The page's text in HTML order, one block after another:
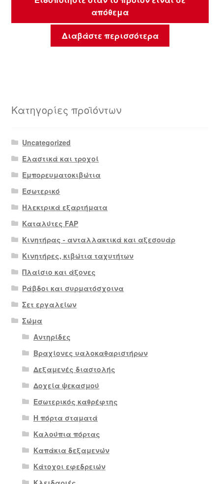
απόθεμα
Διαβάστε περισσότερα
Κατηγορίες προϊόντων
Uncategorized
Ελαστικά και τροχοί
Εμπορευματοκιβώτια
Εσωτερικό
Ηλεκτρικά εξαρτήματα
Καταλύτες FAP
Κινητήρας - ανταλλακτικά και αξεσουάρ
Κινητήρες, κιβώτια ταχυτήτων
Πλαίσιο και άξονες
Ράβδοι και συρματόσχοινα
Σετ εργαλείων
Σώμα
Αντηρίδες
Βραχίονες υαλοκαθαριστήρων
Δεξαμενές διαστολής
Δοχεία ψεκασμού
Εσωτερικός καθρέφτης
Η πόρτα σταματά
Καλούπια πόρτας
Καπάκια δεξαμενών
Κάτοχοι εφεδρειών